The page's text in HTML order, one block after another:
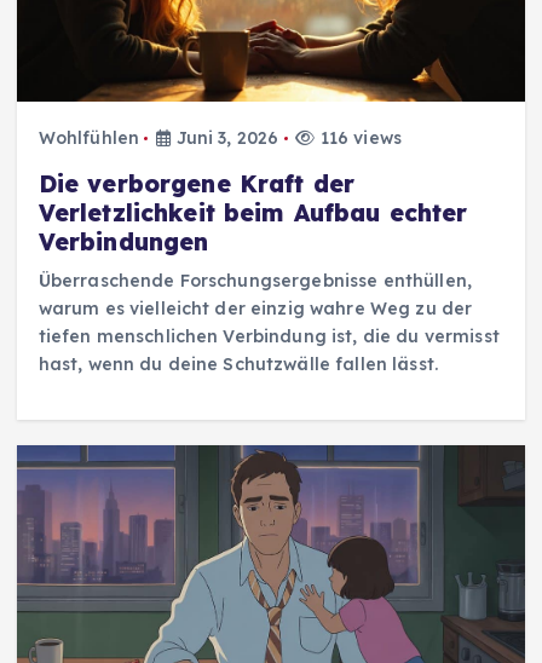
Wohlfühlen Juni 3, 2026 116 views
Die verborgene Kraft der
Verletzlichkeit beim Aufbau echter
Verbindungen
Überraschende Forschungsergebnisse enthüllen,
warum es vielleicht der einzig wahre Weg zu der
tiefen menschlichen Verbindung ist, die du vermisst
hast, wenn du deine Schutzwälle fallen lässt.